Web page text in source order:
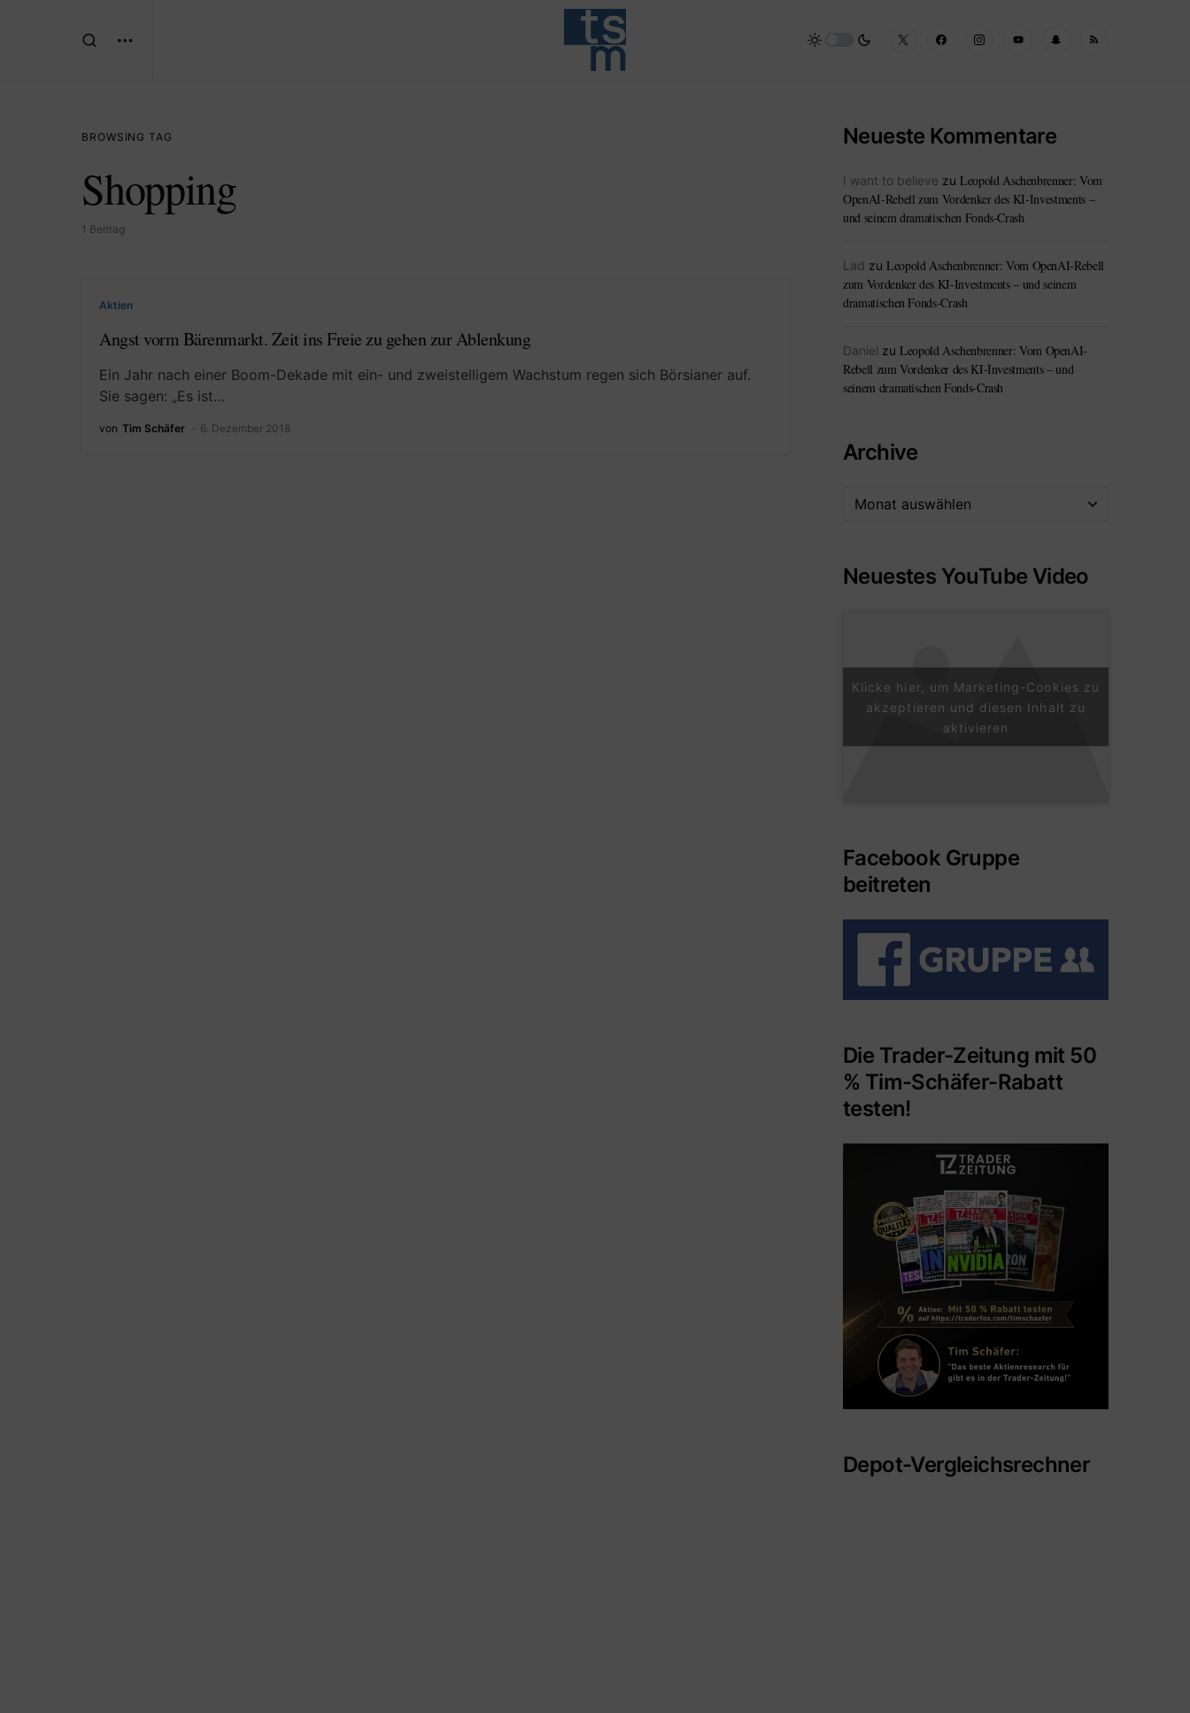
BROWSING TAG
Shopping
1 Beitrag
Aktien
Angst vorm Bärenmarkt. Zeit ins Freie zu gehen zur Ablenkung
Ein Jahr nach einer Boom-Dekade mit ein- und zweistelligem Wachstum regen sich Börsianer auf.
Sie sagen: „Es ist…
von Tim Schäfer 6. Dezember 2018
Neueste Kommentare
I want to believe zu Leopold Aschenbrenner: Vom
OpenAI-Rebell zum Vordenker des KI-Investments –
und seinem dramatischen Fonds-Crash
Lad zu Leopold Aschenbrenner: Vom OpenAI-Rebell
zum Vordenker des KI-Investments – und seinem
dramatischen Fonds-Crash
Daniel zu Leopold Aschenbrenner: Vom OpenAI-
Rebell zum Vordenker des KI-Investments – und
seinem dramatischen Fonds-Crash
Archive
Neuestes YouTube Video
Klicke hier, um Marketing-Cookies zu
akzeptieren und diesen Inhalt zu
aktivieren
Facebook Gruppe
beitreten
Die Trader-Zeitung mit 50
% Tim-Schäfer-Rabatt
testen!
Depot-Vergleichsrechner